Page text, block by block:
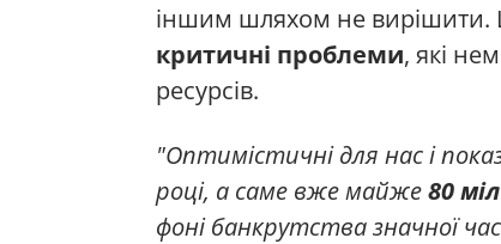
іншим шляхом не
критичні проблеми, які
ресурсів.
"Оптимістичні для нас і
році, а саме вже майже80
фоні банкрутства значної